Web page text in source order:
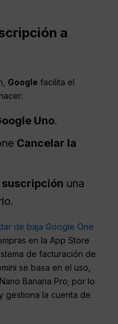
a
Google facilita el
Uno.
Cancelar la
suscripción una
de baja Google One
en la App Store
de facturación de
se basa en el uso,
Banana Pro; por lo
gestiona la cuenta de